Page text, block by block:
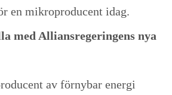
en mikroproducent idag.
med Alliansregeringens nya
av förnybar energi